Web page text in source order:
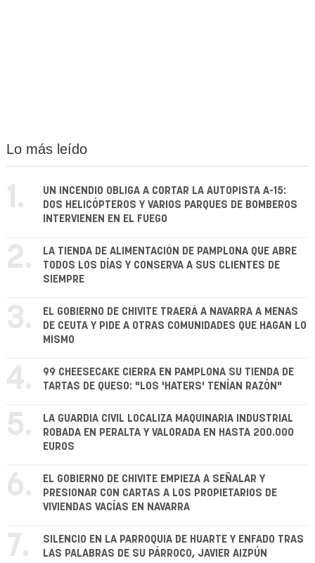
Lo más leído
1.
UN INCENDIO OBLIGA A CORTAR LA AUTOPISTA A-15:
DOS HELICÓPTEROS Y VARIOS PARQUES DE BOMBEROS
INTERVIENEN EN EL FUEGO
2.
LA TIENDA DE ALIMENTACIÓN DE PAMPLONA QUE ABRE
TODOS LOS DÍAS Y CONSERVA A SUS CLIENTES DE
SIEMPRE
3.
EL GOBIERNO DE CHIVITE TRAERÁ A NAVARRA A MENAS
DE CEUTA Y PIDE A OTRAS COMUNIDADES QUE HAGAN LO
MISMO
4.
99 CHEESECAKE CIERRA EN PAMPLONA SU TIENDA DE
TARTAS DE QUESO: "LOS 'HATERS' TENÍAN RAZÓN"
5.
LA GUARDIA CIVIL LOCALIZA MAQUINARIA INDUSTRIAL
ROBADA EN PERALTA Y VALORADA EN HASTA 200.000
EUROS
6.
EL GOBIERNO DE CHIVITE EMPIEZA A SEÑALAR Y
PRESIONAR CON CARTAS A LOS PROPIETARIOS DE
VIVIENDAS VACÍAS EN NAVARRA
7.
SILENCIO EN LA PARROQUIA DE HUARTE Y ENFADO TRAS
LAS PALABRAS DE SU PÁRROCO, JAVIER AIZPÚN